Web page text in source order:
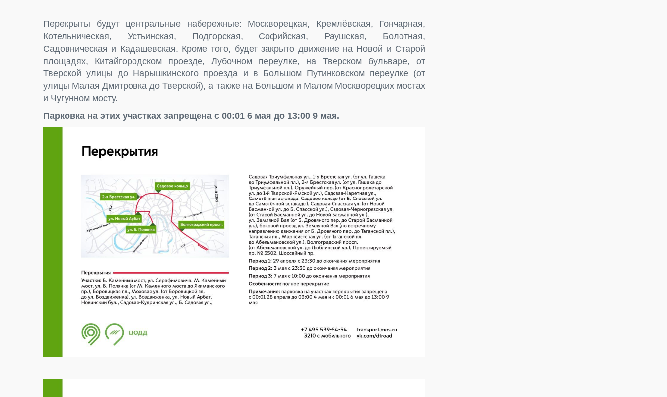
Перекрыты будут центральные набережные: Москворецкая, Кремлёвская, Гончарная,
Котельническая, Устьинская, Подгорская, Софийская, Раушская, Болотная,
Садовническая и Кадашевская. Кроме того, будет закрыто движение на Новой и Старой
площадях, Китайгородском проезде, Лубочном переулке, на Тверском бульваре, от
Тверской улицы до Нарышкинского проезда и в Большом Путинковском переулке (от
улицы Малая Дмитровка до Тверской), а также на Большом и Малом Москворецких мостах
и Чугунном мосту.
Парковка на этих участках запрещена с 00:01 6 мая до 13:00 9 мая.